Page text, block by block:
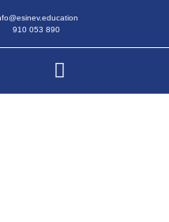
910 053 890